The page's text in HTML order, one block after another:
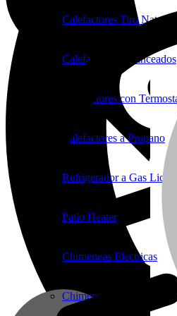
Calefactores Tiro Natural
Calefactores Balanceados
Calefactores con
Calefactores a Propano
Refrigerador a Gas
Patio Heater
Chimeneas Electricas
Chimeneas de Troncos